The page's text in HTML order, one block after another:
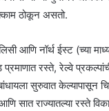
ठोकून असतो.
आणि नॉर्थ ईस्ट (च्या
रस्ते, रेल्वे
सुरुवात
सात राज्यातल्या रस्ते